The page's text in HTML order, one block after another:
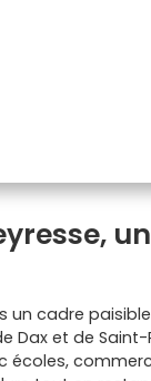
un cadre
Dax et de